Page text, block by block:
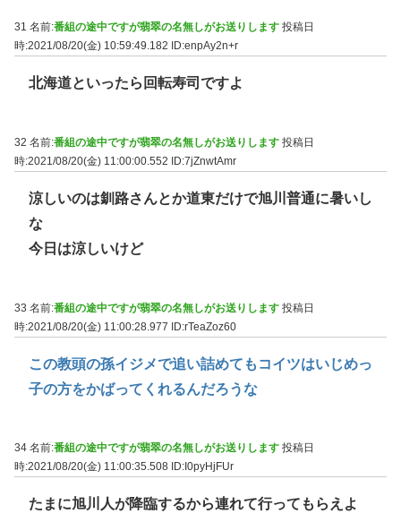
31 名前:番組の途中ですが翡翠の名無しがお送りします 投稿日
時:2021/08/20(金) 10:59:49.182
ID:enpAy2n+r
北海道といったら回転寿司ですよ
32 名前:番組の途中ですが翡翠の名無しがお送りします 投稿日
時:2021/08/20(金) 11:00:00.552
ID:7jZnwtAmr
涼しいのは釧路さんとか道東だけで旭川普通に暑いし
な
今日は涼しいけど
33 名前:番組の途中ですが翡翠の名無しがお送りします 投稿日
時:2021/08/20(金) 11:00:28.977 ID:rTeaZoz60
この教頭の孫イジメで追い詰めてもコイツはいじめっ
子の方をかばってくれるんだろうな
34 名前:番組の途中ですが翡翠の名無しがお送りします 投稿日
時:2021/08/20(金) 11:00:35.508 ID:I0pyHjFUr
たまに旭川人が降臨するから連れて行ってもらえよ